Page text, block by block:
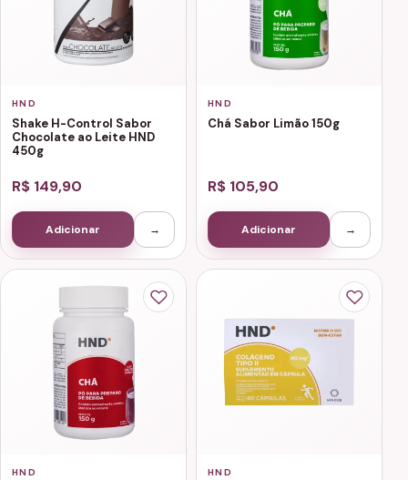
HND
Shake H-Control Sabor
Chocolate ao Leite HND
450g
R$ 149,90
Adicionar →
HND
Chá Sabor Limão 150g
R$ 105,90
Adicionar →
HND HND